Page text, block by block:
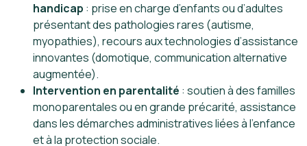
handicap : prise en charge d’enfants ou d’adultes
présentant des pathologies rares (autisme,
myopathies), recours aux technologies d’assistance
innovantes (domotique, communication alternative
augmentée).
Intervention en parentalité : soutien à des familles
monoparentales ou en grande précarité, assistance
dans les démarches administratives liées à l’enfance
et à la protection sociale.